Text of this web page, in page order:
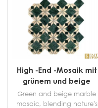
High -End -Mosaik mit
grünem und beige
Marmor
Green and beige marble
mosaic, blending nature's